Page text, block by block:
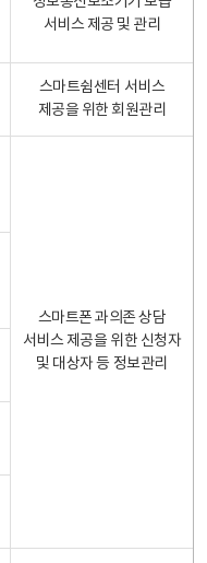
서비스 제공 및 관리
스마트쉼센터 서비스
제공을 위한 회원관리
스마트폰 과의존 상담
서비스 제공을 위한 신청자
및 대상자 등 정보관리